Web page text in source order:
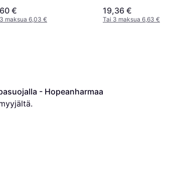
€
maksua 6,03 €
19,36 €
Tai 3 maksua 6,63 €
- Hopeanharmaa